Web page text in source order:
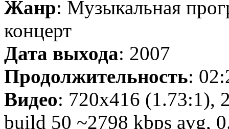
Жанр: Музыкальная
концерт
Дата выхода: 2007
Продолжительность:
Видео: 720x416 (1.73:1),
build 50 ~2798 kbps avg,